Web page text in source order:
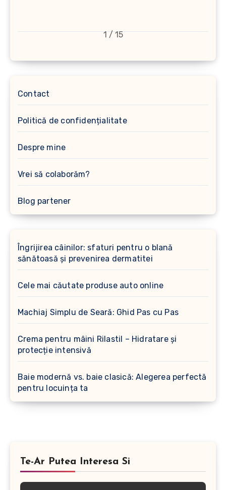
1 / 15
Contact
Politică de confidențialitate
Despre mine
Vrei să colaborăm?
Blog partener
Îngrijirea câinilor: sfaturi pentru o blană
sănătoasă și prevenirea dermatitei
Cele mai căutate produse auto online
Machiaj Simplu de Seară: Ghid Pas cu Pas
Crema pentru mâini Rilastil – Hidratare și
protecție intensivă
Baie modernă vs. baie clasică: Alegerea perfectă
pentru locuința ta
Te-Ar Putea Interesa Si